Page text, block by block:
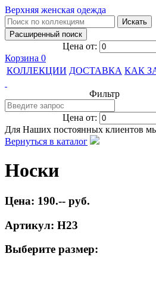
Верхняя женская одежда
Цена от:
Корзина 0
КОЛЛЕКЦИИ ДОСТАВКА КАК
Фильтр
Цена от:
Для Наших постоянных клиентов
Вернуться в каталог
Носки
Цена: 190.-- руб.
Артикул: Н23
Выберите размер: